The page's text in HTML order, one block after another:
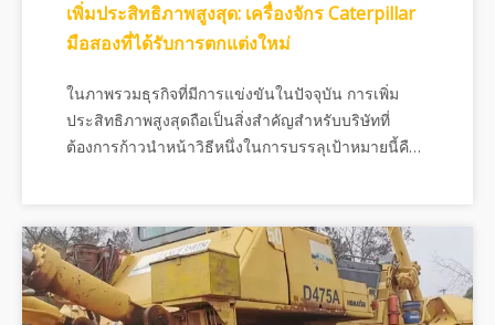
เพิ่มประสิทธิภาพสูงสุด: เครื่องจักร Caterpillar
มือสองที่ได้รับการตกแต่งใหม่
ในภาพรวมธุรกิจที่มีการแข่งขันในปัจจุบัน การเพิ่ม
ประสิทธิภาพสูงสุดถือเป็นสิ่งสำคัญสำหรับบริษัทที่
ต้องการก้าวนำหน้าวิธีหนึ่งในการบรรลุเป้าหมายนี้คือ
เป็นที่รู้จักในด้านอุปกรณ์ก่อสร้างและอุตสาหกรรม
คุณภาพสูงบี